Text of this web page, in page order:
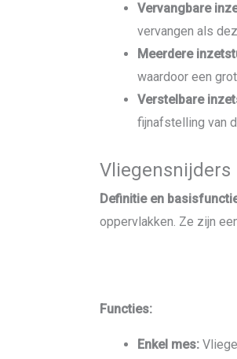
Vervangbare
vervangen als
Meerdere
waardoor een
Verstelbare
fijnafstelling van
Vliegensnijders
Definitie en
oppervlakken. Ze zijn
Functies:
Enkel mes: